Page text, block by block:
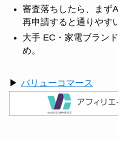
審査落ちしたら、まず
再申請すると通りやす
大手 EC・家電ブラン
め。
▶ バリューコマース